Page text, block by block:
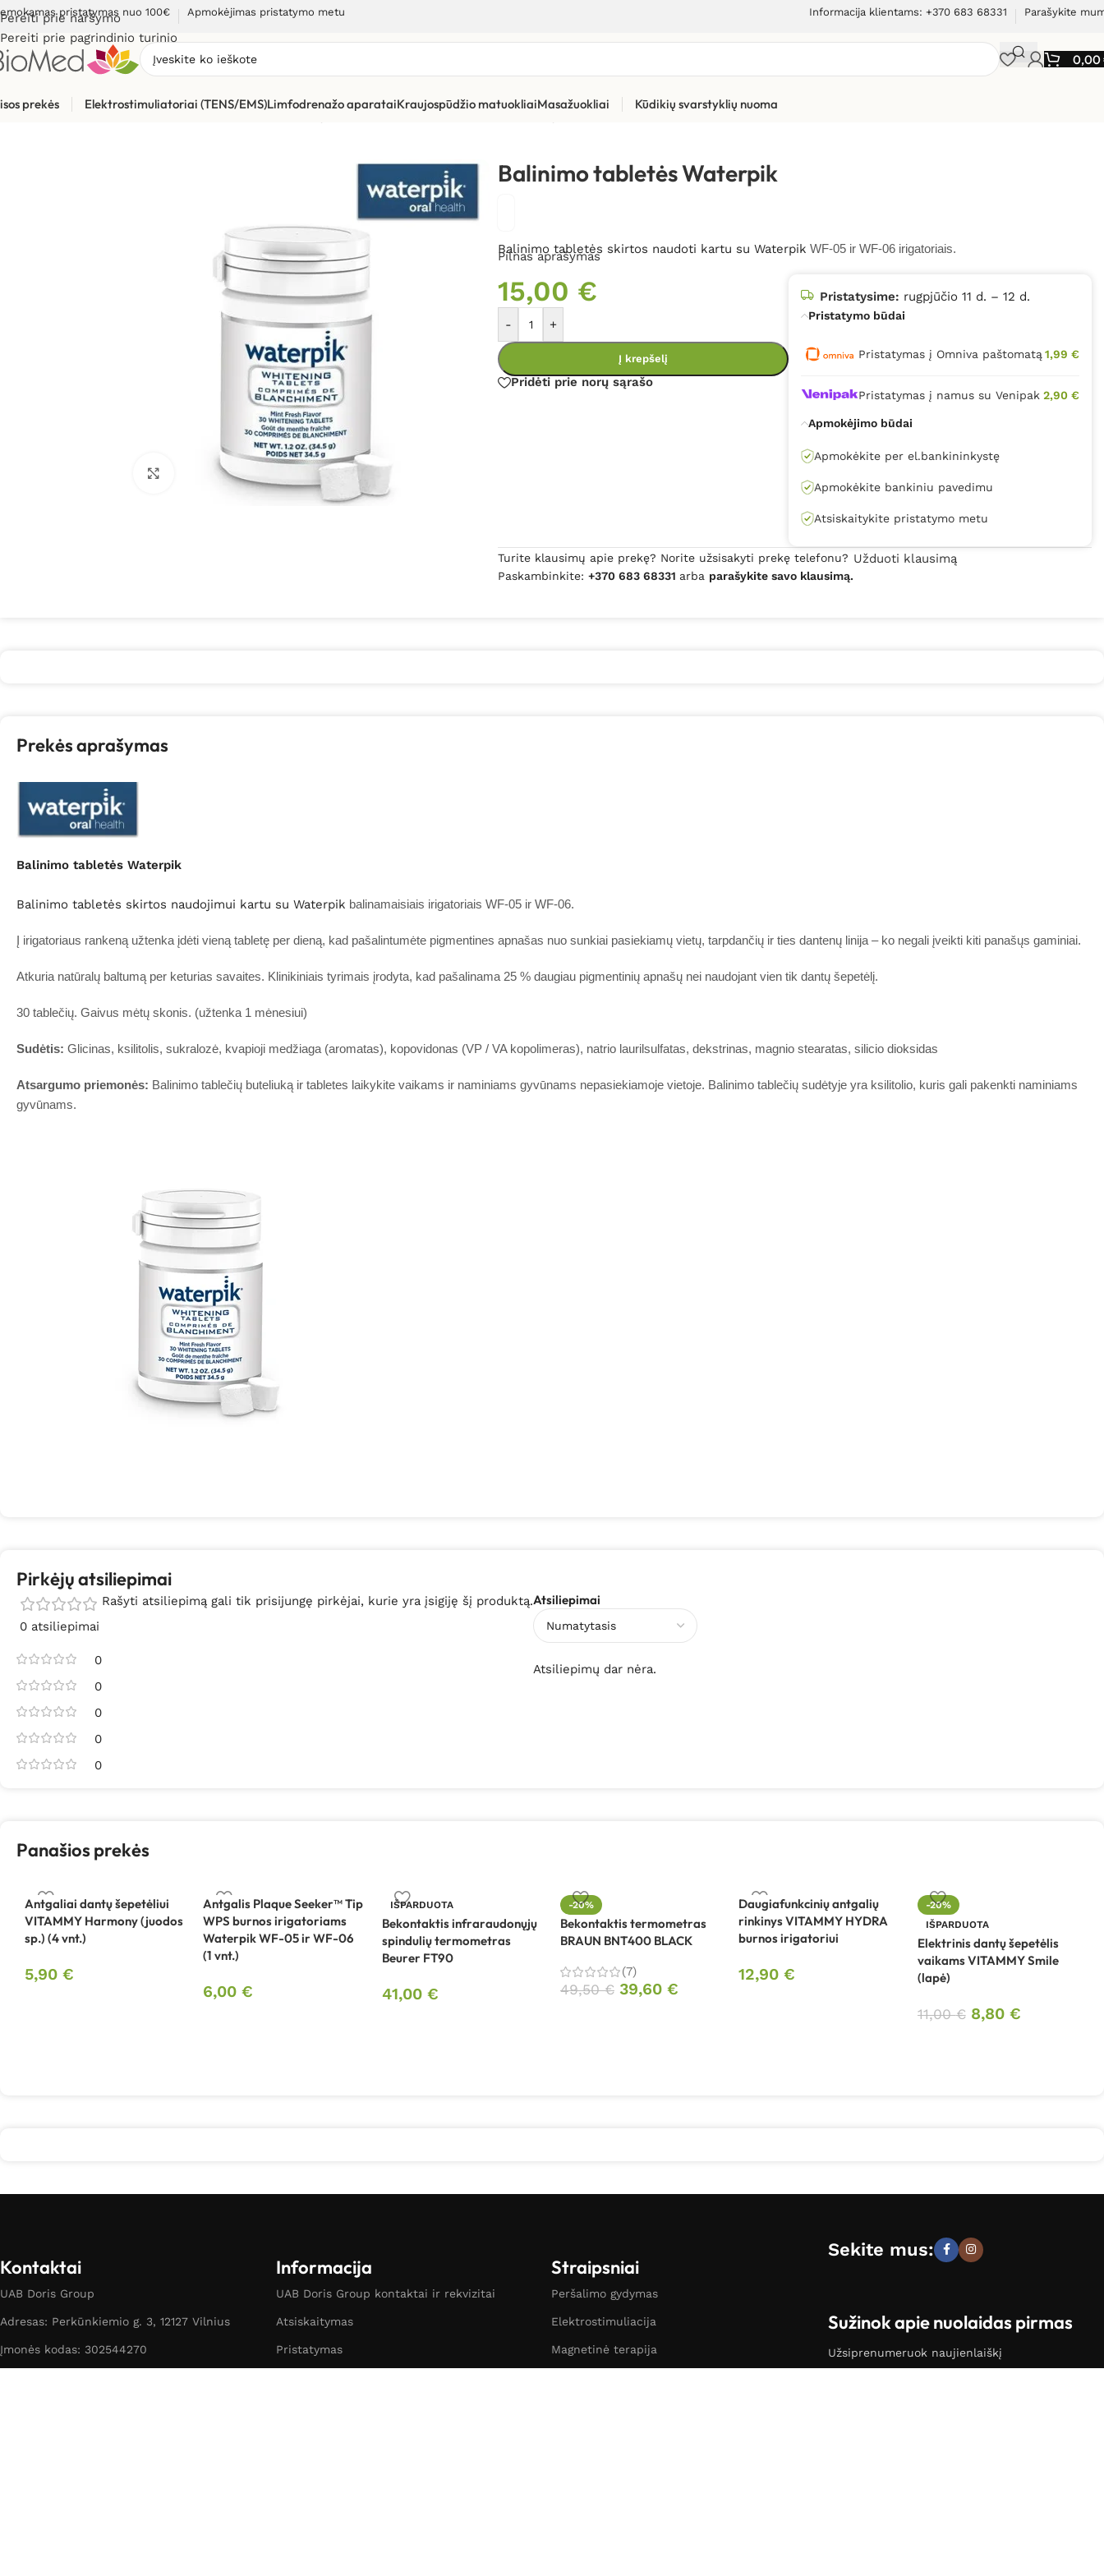
Pereiti prie naršymo
Pereiti prie pagrindinio turinio
pristatymas nuo 100€ Apmokėjimas pristatymo metu Informacija klientams: +370 683 68331 Parašykite
0,00
prekės Elektrostimuliatoriai (TENS/EMS)Limfodrenažo aparataiKraujospūdžio matuokliaiMasažuokliai Kūdikių svarstyklių nuoma
Sveikatos priežiūrai Burnos irigatorių pakaitiniai antgaliai ir kita Balinimo tabletės Waterpik
Spustelėkite, kad padidintumėte
Balinimo tabletės Waterpik
Balinimo tabletės skirtos naudoti kartu su Waterpik WF-05 ir WF-06 irigatoriais.
Pilnas aprašymas
15,00 €
- +
Į krepšelį
Pridėti prie norų sąrašo
Pristatysime: rugpjūčio 11 d. – 12 d.
Pristatymo būdai
Pristatymas į Omniva paštomatą 1,99 €
Pristatymas į namus su Venipak 2,90 €
Apmokėjimo būdai
Apmokėkite per el.bankininkystę
Apmokėkite bankiniu pavedimu
Atsiskaitykite pristatymo metu
Turite klausimų apie prekę? Norite užsisakyti prekę telefonu?
Paskambinkite:+370 683 68331 arba parašykite savo klausimą.
Užduoti klausimą
Prekės aprašymas
Balinimo tabletės Waterpik
Balinimo tabletės skirtos naudojimui kartu su Waterpik balinamaisiais irigatoriais WF-05 ir WF-06.
Į irigatoriaus rankeną užtenka įdėti vieną tabletę per dieną, kad pašalintumėte pigmentines apnašas nuo sunkiai pasiekiamų vietų, tarpdančių ir ties dantenų linija – ko negali įveikti kiti panašųs gaminiai.
Atkuria natūralų baltumą per keturias savaites. Klinikiniais tyrimais įrodyta, kad pašalinama 25 % daugiau pigmentinių apnašų nei naudojant vien tik dantų šepetėlį.
30 tablečių. Gaivus mėtų skonis. (užtenka 1 mėnesiui)
Sudėtis: Glicinas, ksilitolis, sukralozė, kvapioji medžiaga (aromatas), kopovidonas (VP / VA kopolimeras), natrio laurilsulfatas, dekstrinas, magnio stearatas, silicio dioksidas
Atsargumo priemonės: Balinimo tablečių buteliuką ir tabletes laikykite vaikams ir naminiams gyvūnams nepasiekiamoje vietoje. Balinimo tablečių sudėtyje yra ksilitolio, kuris gali pakenkti naminiams
gyvūnams.
Pirkėjų atsiliepimai
0 atsiliepimai
0
0
0
0
0
Atsiliepimai
Atsiliepimų dar nėra.
Rašyti atsiliepimą gali tik prisijungę pirkėjai, kurie yra įsigiję šį produktą.
Panašios prekės
Antgaliai dantų šepetėliui
VITAMMY Harmony (juodos
sp.) (4 vnt.)
5,90 €
Antgalis Plaque Seeker™ Tip
WPS burnos irigatoriams
Waterpik WF-05 ir WF-06
(1 vnt.)
6,00€
IŠPARDUOTA
Bekontaktis infraraudonųjų
spindulių termometras
Beurer FT90
41,00 €
-20%
Bekontaktis termometras
BRAUN BNT400 BLACK
(7)
49,50€ 39,60 €
Daugiafunkcinių antgalių
rinkinys VITAMMY HYDRA
burnos irigatoriui
12,90€
-20%
IŠPARDUOTA
Elektrinis dantų šepetėlis
vaikams VITAMMY Smile
(lapė)
11,00€ 8,80 €
Kontaktai
UAB Doris Group
Adresas: Perkūnkiemio g. 3, 12127 Vilnius
Įmonės kodas: 302544270
Informacija
UAB Doris Group kontaktai ir rekvizitai
Atsiskaitymas
Pristatymas
Straipsniai
Peršalimo gydymas
Elektrostimuliacija
Magnetinė terapija
Sekite mus:
Sužinok apie nuolaidas pirmas
Užsiprenumeruok naujienlaiškį